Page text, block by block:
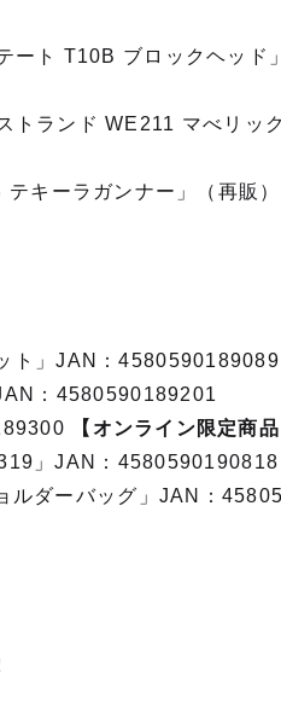
ート T10B ブロックヘッド
トランド WE211 マべリッ
キーラガンナー」（再販
ト」JAN：
：4580590189201
【オンライン限定商
」JAN：4580590190818
ルダーバッグ」JAN：